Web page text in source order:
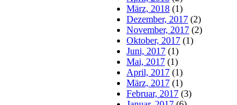
März, 2018 (1)
Dezember, 2017 (2)
November, 2017 (2)
Oktober, 2017 (1)
Juni, 2017 (1)
Mai, 2017 (1)
April, 2017 (1)
März, 2017 (1)
Februar, 2017 (3)